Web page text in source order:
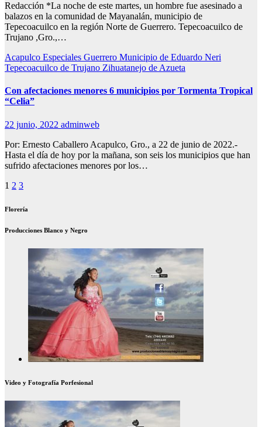
Redacción *La noche de este martes, un hombre fue asesinado a
balazos en la comunidad de Mayanalán, municipio de
Tepecoacuilco en la región Norte de Guerrero. Tepecoacuilco de
Trujano ,Gro.,…
Acapulco Especiales Guerrero Municipio de Eduardo Neri
Tepecoacuilco de Trujano Zihuatanejo de Azueta
Con afectaciones menores 6 municipios por Tormenta Tropical
“Celia”
22 junio, 2022 adminweb
Por: Ernesto Caballero Acapulco, Gro., a 22 de junio de 2022.-
Hasta el día de hoy por la mañana, son seis los municipios que han
sufrido afectaciones menores por los…
Paginación
de
1 2 3
Florería
Producciones Blanco y Negro
Video y Fotografía Porfesional